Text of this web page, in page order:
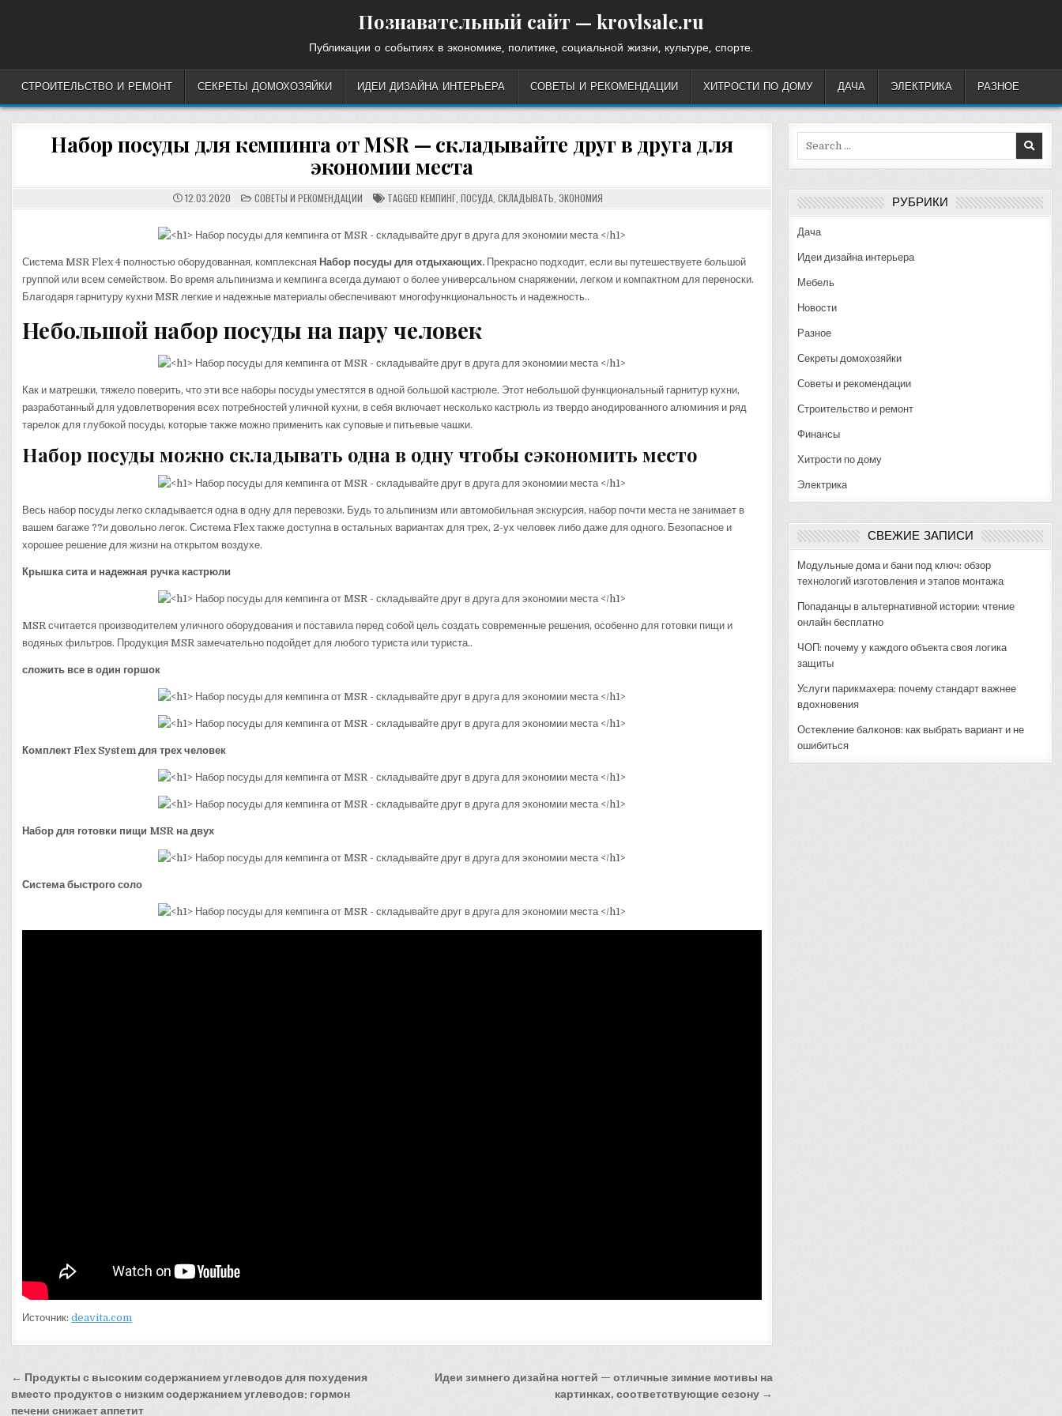
Познавательный сайт — krovlsale.ru
Публикации о событиях в экономике, политике, социальной жизни, культуре, спорте.
СТРОИТЕЛЬСТВО И РЕМОНТ СЕКРЕТЫ ДОМОХОЗЯЙКИ ИДЕИ ДИЗАЙНА ИНТЕРЬЕРА СОВЕТЫ И РЕКОМЕНДАЦИИ ХИТРОСТИ ПО ДОМУ ДАЧА ЭЛЕКТРИКА РАЗНОЕ
Набор посуды для кемпинга от MSR — складывайте друг в друга для
экономии места
12.03.2020 POSTED
IN
СОВЕТЫ И РЕКОМЕНДАЦИИ TAGGED КЕМПИНГ ПОСУДА СКЛАДЫВАТЬ ЭКОНОМИЯ
Система MSR Flex 4 полностью оборудованная, комплексная Набор посуды для отдыхающих. Прекрасно подходит, если вы путешествуете большой
группой или всем семейством. Во время альпинизма и кемпинга всегда думают о более универсальном снаряжении, легком и компактном для переноски.
Благодаря гарнитуру кухни MSR легкие и надежные материалы обеспечивают многофункциональность и надежность..
Небольшой набор посуды на пару человек
Как и матрешки, тяжело поверить, что эти все наборы посуды уместятся в одной большой кастрюле. Этот небольшой функциональный гарнитур кухни,
разработанный для удовлетворения всех потребностей уличной кухни, в себя включает несколько кастрюль из твердо анодированного алюминия и ряд
тарелок для глубокой посуды, которые также можно применить как суповые и питьевые чашки.
Набор посуды можно складывать одна в одну чтобы сэкономить место
Весь набор посуды легко складывается одна в одну для перевозки. Будь то альпинизм или автомобильная экскурсия, набор почти места не занимает в
вашем багаже ??и довольно легок. Система Flex также доступна в остальных вариантах для трех, 2-ух человек либо даже для одного. Безопасное и
хорошее решение для жизни на открытом воздухе.
Крышка сита и надежная ручка кастрюли
MSR считается производителем уличного оборудования и поставила перед собой цель создать современные решения, особенно для готовки пищи и
водяных фильтров. Продукция MSR замечательно подойдет для любого туриста или туриста..
сложить все в один горшок
Комплект Flex System для трех человек
Набор для готовки пищи MSR на двух
Система быстрого соло
Источник:deavita.com
Навигация
по
Идеи зимнего дизайна ногтей — отличные зимние мотивы на
картинках, соответствующие сезону →
← Продукты с высоким содержанием углеводов для похудения
вместо продуктов с низким содержанием углеводов: гормон
печени снижает аппетит
РУБРИКИ
Дача
Идеи дизайна интерьера
Мебель
Новости
Разное
Секреты домохозяйки
Советы и рекомендации
Строительство и ремонт
Финансы
Хитрости по дому
Электрика
СВЕЖИЕ ЗАПИСИ
Модульные дома и бани под ключ: обзор
технологий изготовления и этапов монтажа
Попаданцы в альтернативной истории: чтение
онлайн бесплатно
ЧОП: почему у каждого объекта своя логика
защиты
Услуги парикмахера: почему стандарт важнее
вдохновения
Остекление балконов: как выбрать вариант и не
ошибиться